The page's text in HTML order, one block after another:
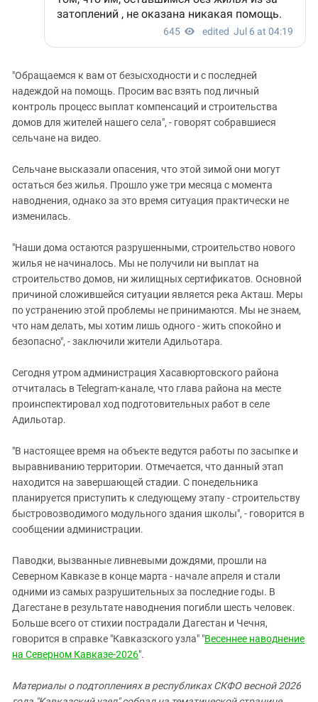
"Обращаемся к вам от безысходности и с последней
надеждой на помощь. Просим вас взять под личный
контроль процесс выплат компенсаций и строительства
домов для жителей нашего села", - говорят собравшиеся
сельчане на видео.
Сельчане высказали опасения, что этой зимой они могут
остаться без жилья. Прошло уже три месяца с момента
наводнения, однако за это время ситуация практически не
изменилась.
"Наши дома остаются разрушенными, строительство нового
жилья не начиналось. Мы не получили ни выплат на
строительство домов, ни жилищных сертификатов. Основной
причиной сложившейся ситуации является река Акташ. Меры
по устранению этой проблемы не принимаются. Мы не знаем,
что нам делать, мы хотим лишь одного - жить спокойно и
безопасно", - заключили жители Адильотара.
Сегодня утром администрация Хасавюртовского района
отчиталась в Telegram-канале, что глава района на месте
проинспектировал ход подготовительных работ в селе
Адильотар.
"В настоящее время на объекте ведутся работы по засыпке и
выравниванию территории. Отмечается, что данный этап
находится на завершающей стадии. С понедельника
планируется приступить к следующему этапу - строительству
быстровозводимого модульного здания школы", - говорится в
сообщении администрации.
Паводки, вызванные ливневыми дождями, прошли на
Северном Кавказе в конце марта - начале апреля и стали
одними из самых разрушительных за последние годы. В
Дагестане в результате наводнения погибли шесть человек.
Больше всего от стихии пострадали Дагестан и Чечня,
говорится в справке "Кавказского узла" "Весеннее наводнение
на Северном Кавказе-2026".
Материалы о подтоплениях в республиках СКФО весной 2026